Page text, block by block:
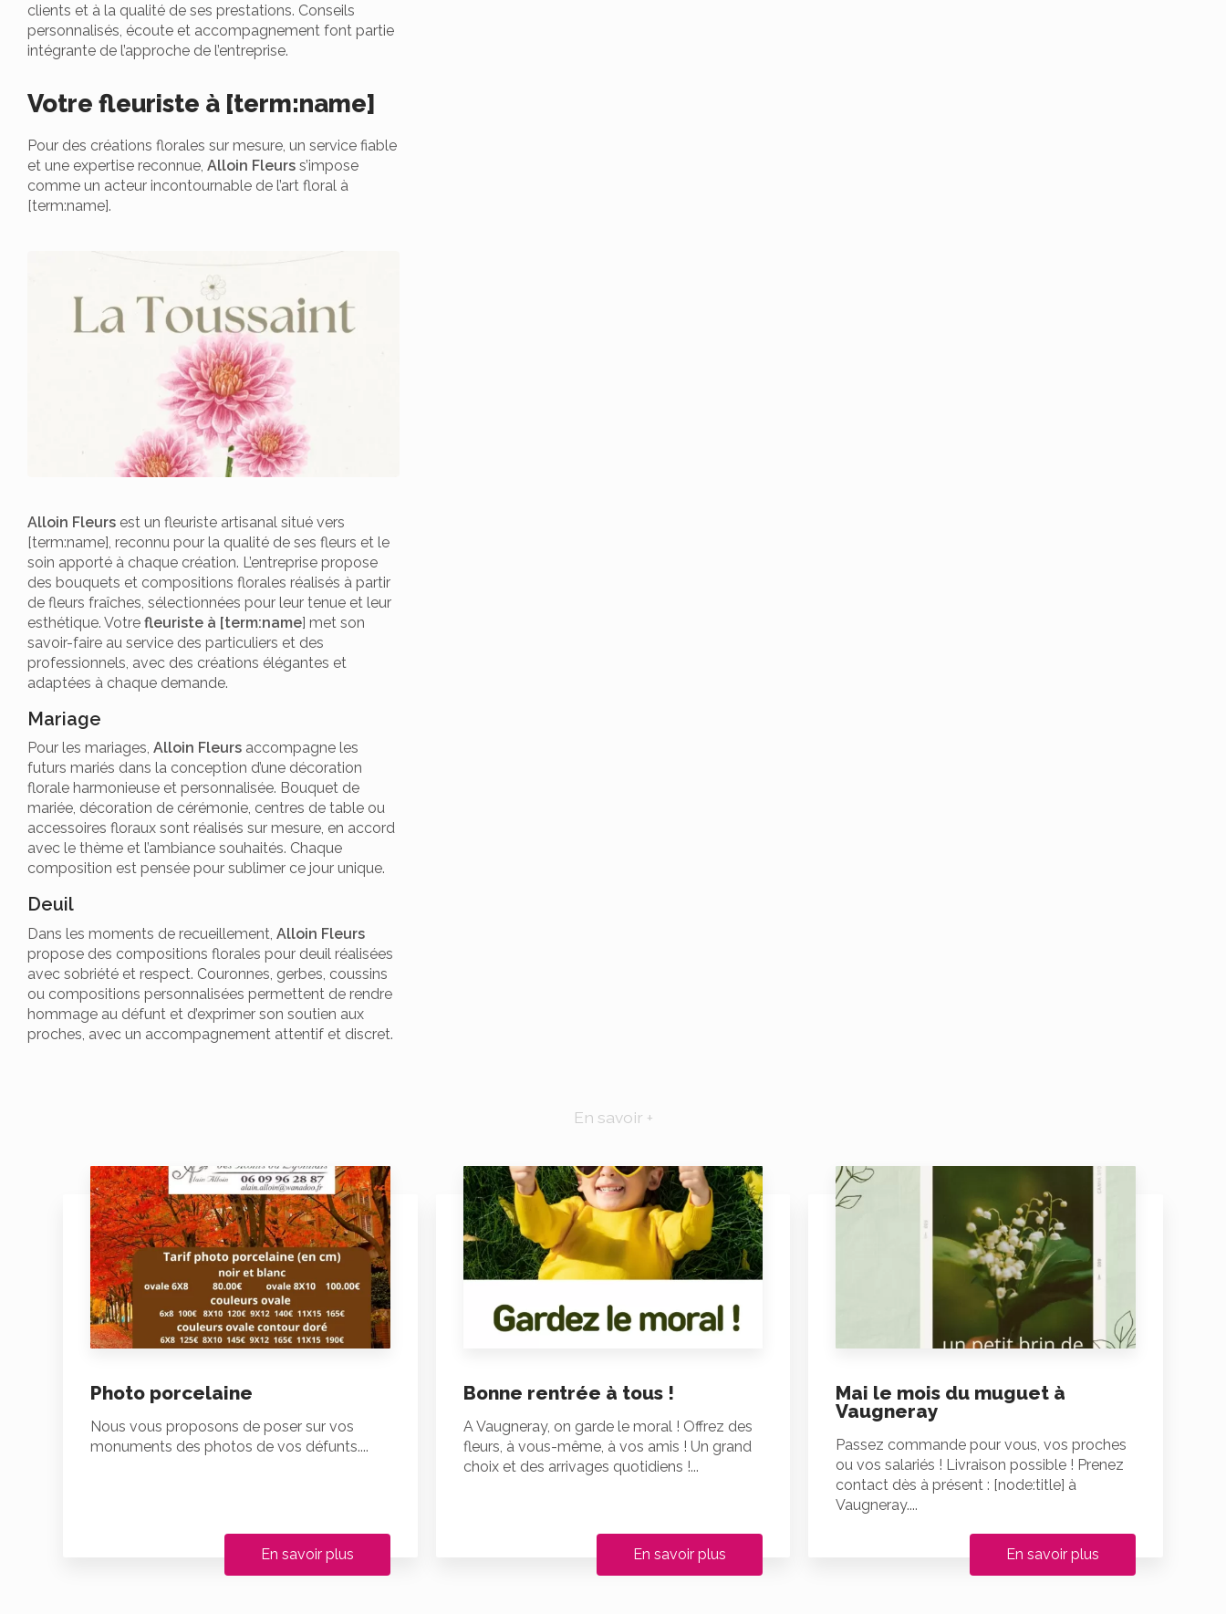
clients et à la qualité de ses prestations. Conseils
personnalisés, écoute et accompagnement font partie
intégrante de l’approche de l’entreprise.
Votre fleuriste à [term:name]
Pour des créations florales sur mesure, un service fiable
et une expertise reconnue, Alloin Fleurs s’impose
comme un acteur incontournable de l’art floral à
[term:name].
Alloin Fleurs est un fleuriste artisanal situé vers
[term:name], reconnu pour la qualité de ses fleurs et le
soin apporté à chaque création. L’entreprise propose
des bouquets et compositions florales réalisés à partir
de fleurs fraîches, sélectionnées pour leur tenue et leur
esthétique. Votre fleuriste à [term:name] met son
savoir-faire au service des particuliers et des
professionnels, avec des créations élégantes et
adaptées à chaque demande.
Mariage
Pour les mariages, Alloin Fleurs accompagne les
futurs mariés dans la conception d’une décoration
florale harmonieuse et personnalisée. Bouquet de
mariée, décoration de cérémonie, centres de table ou
accessoires floraux sont réalisés sur mesure, en accord
avec le thème et l’ambiance souhaités. Chaque
composition est pensée pour sublimer ce jour unique.
Deuil
Dans les moments de recueillement, Alloin Fleurs
propose des compositions florales pour deuil réalisées
avec sobriété et respect. Couronnes, gerbes, coussins
ou compositions personnalisées permettent de rendre
hommage au défunt et d’exprimer son soutien aux
proches, avec un accompagnement attentif et discret.
En savoir +
Photo porcelaine
Nous vous proposons de poser sur vos
monuments des photos de vos défunts....
En savoir plus
Bonne rentrée à tous !
A Vaugneray, on garde le moral ! Offrez des
fleurs, à vous-même, à vos amis ! Un grand
choix et des arrivages quotidiens !...
En savoir plus
Mai le mois du muguet à
Vaugneray
Passez commande pour vous, vos proches
ou vos salariés ! Livraison possible ! Prenez
contact dès à présent : [node:title] à
Vaugneray....
En savoir plus